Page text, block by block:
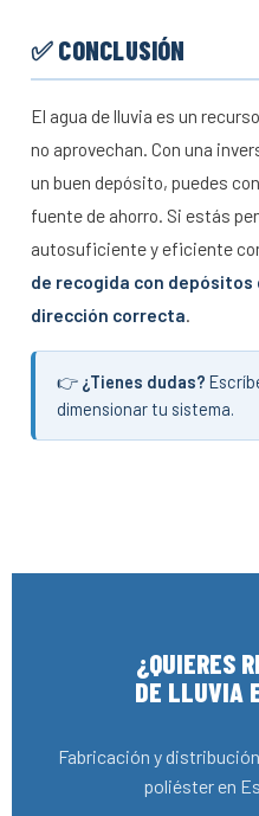
✅ CONCLUSIÓN
El agua de lluvia es un
no aprovechan. Con una
un buen depósito, puedes
fuente de ahorro. Si estás
autosuficiente y eficiente
de recogida con depósitos
dirección correcta
👉 ¿Tienes dudas?
dimensionar tu sistema.
¿QUIERES
DE LLUVIA
Fabricación y
poliéster en